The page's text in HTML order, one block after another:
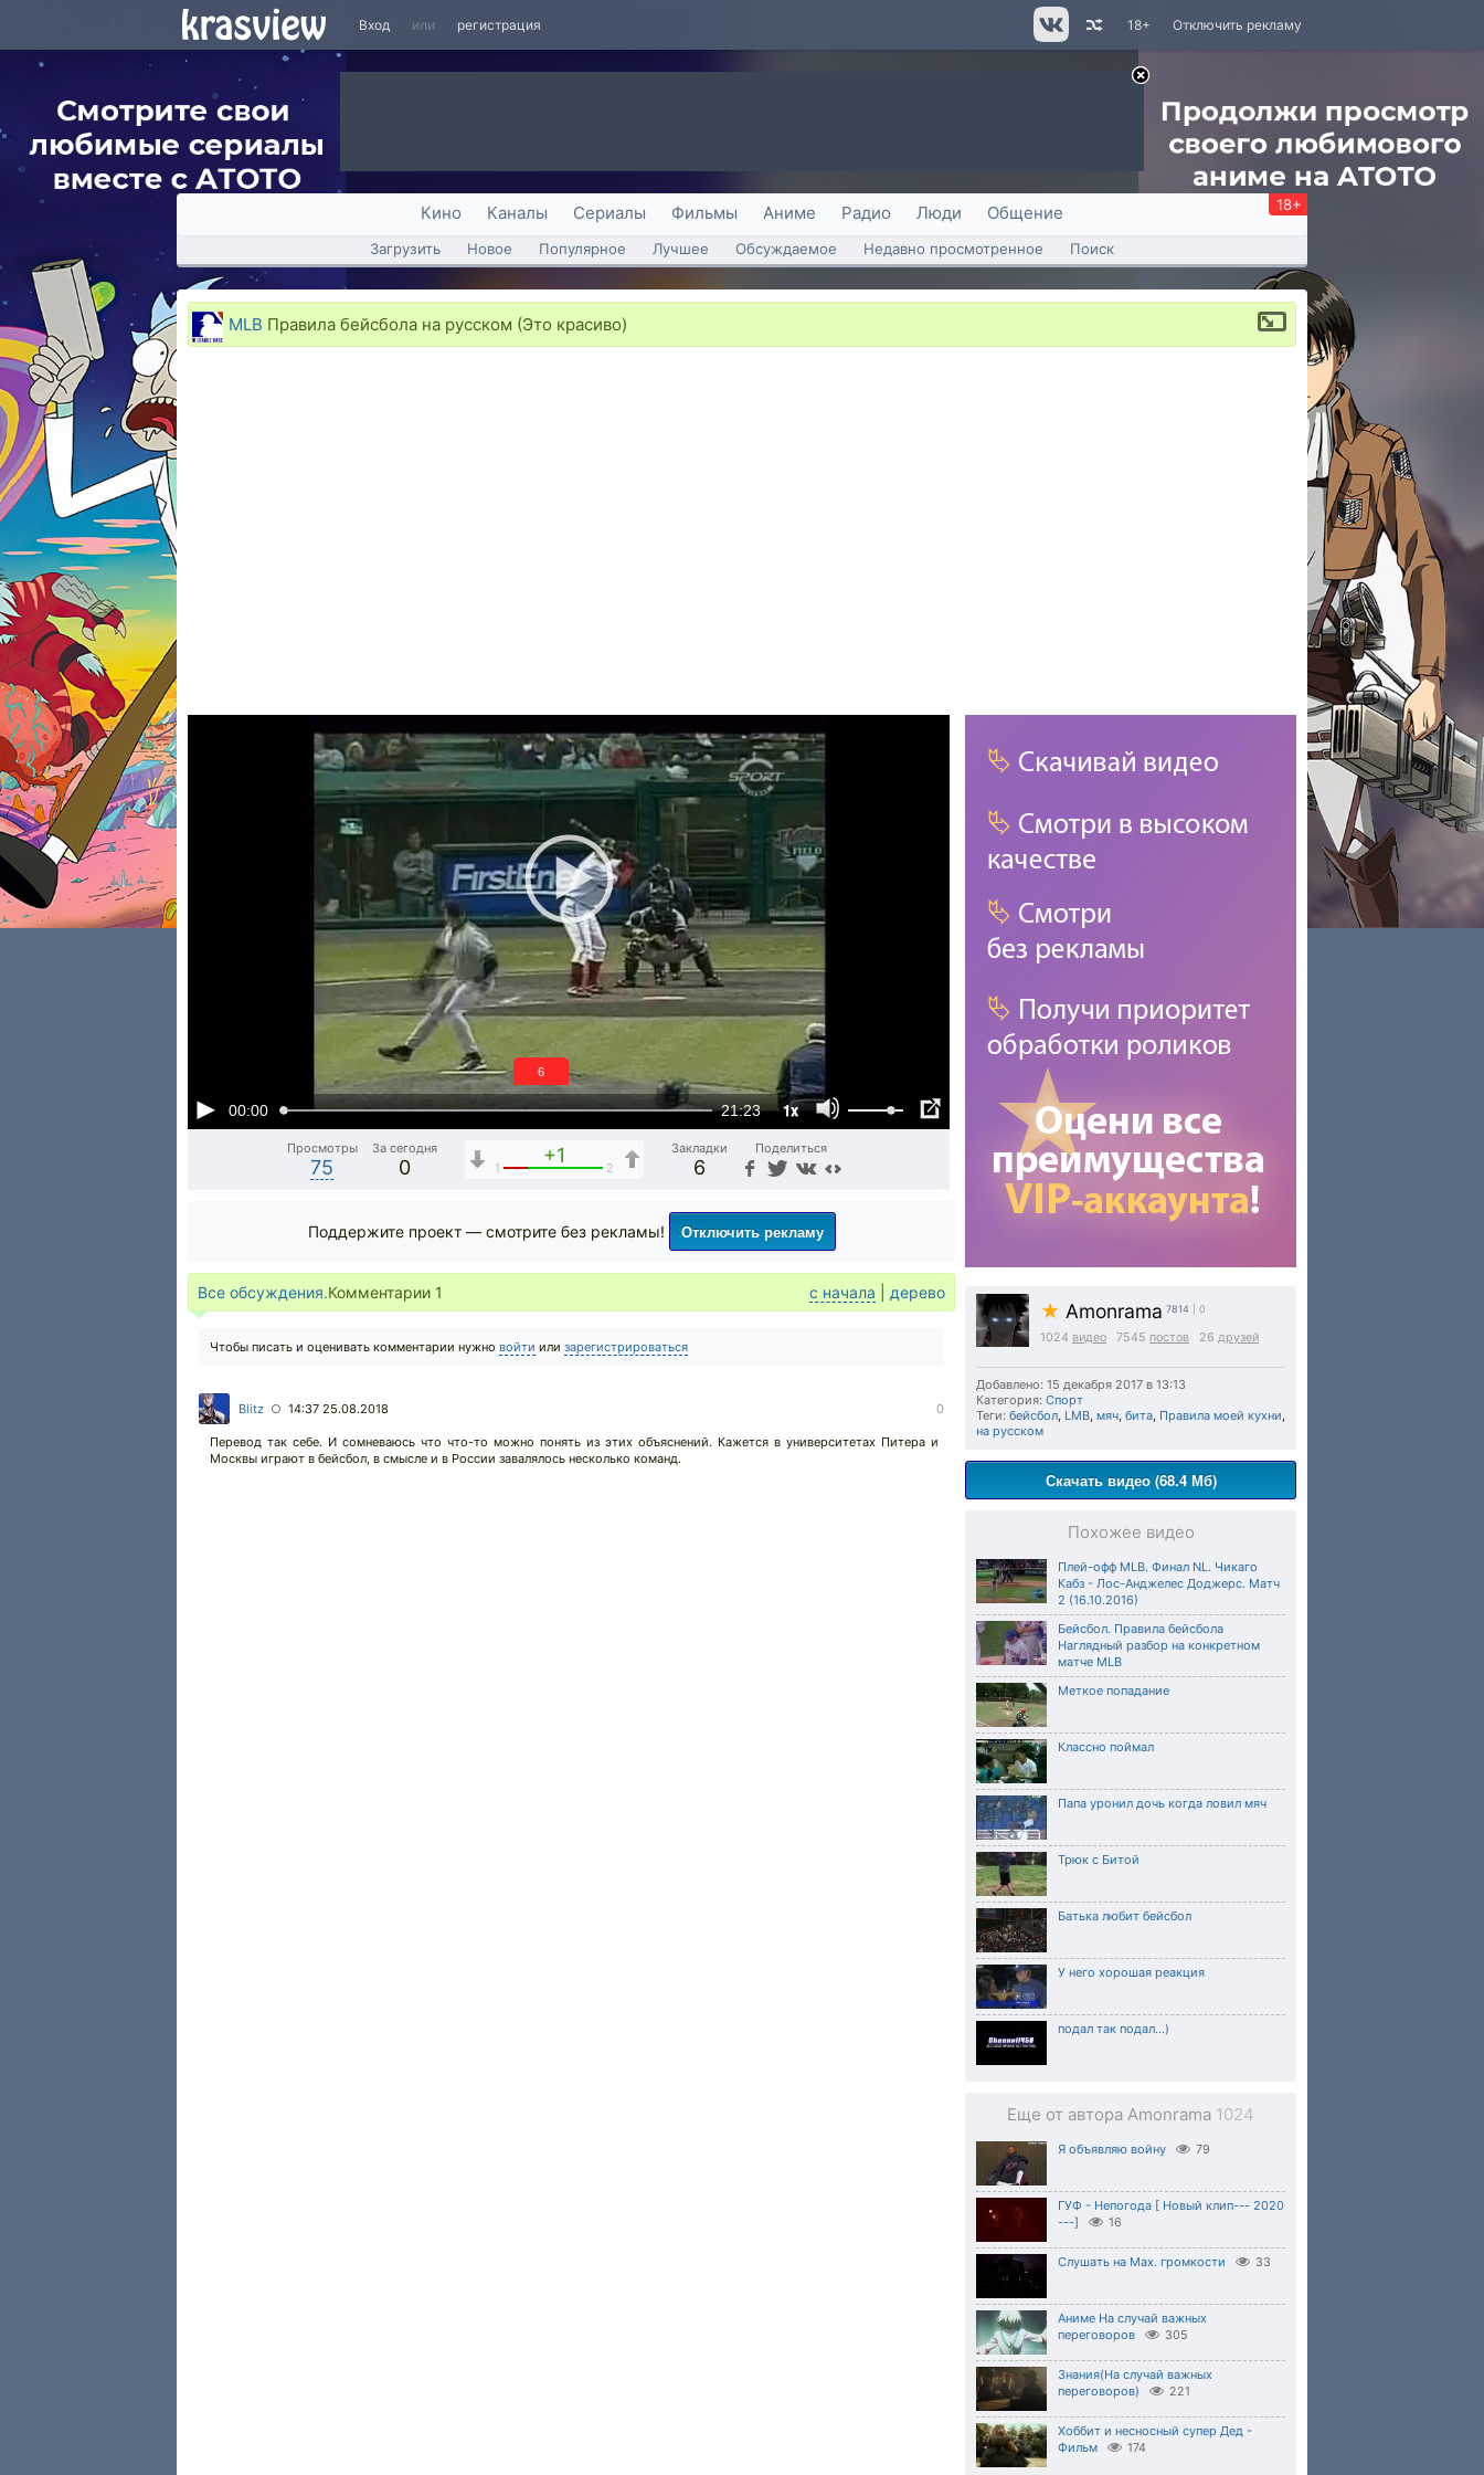
Вход или регистрация Отключить рекламу
18+
Кино Каналы Сериалы Фильмы Аниме Радио Люди Общение 18+
Загрузить Новое Популярное Лучшее Обсуждаемое Недавно просмотренное Поиск
MLB Правила бейсбола на русском (Это красиво)
00:00 21:23 1x
6
Просмотры
75
За сегодня
0
+1
1 2
Закладки
6
Поделиться
★ Amonrama 7814 | 0
1024 видео 7545 постов 26 друзей
Добавлено: 15 декабря 2017 в 13:13
Категория: Спорт
Теги: бейсбол, LMB, мяч, бита, Правила моей кухни,
на русском
Скачать видео (68.4 Мб)
Похожее видео
Плей-офф MLB. Финал NL. Чикаго
Кабз - Лос-Анджелес Доджерс. Матч
2 (16.10.2016)
Бейсбол. Правила бейсбола
Наглядный разбор на конкретном
матче MLB
Меткое попадание
Классно поймал
Папа уронил дочь когда ловил мяч
Трюк с Битой
Батька любит бейсбол
У него хорошая реакция
подал так подал...)
Еще от автора Amonrama 1024
Я объявляю войну 79
ГУФ - Непогода [ Новый клип--- 2020
---]
16
Слушать на Max. громкости 33
Аниме На случай важных
переговоров
305
Знания(На случай важных
переговоров)
221
Хоббит и несносный супер Дед -
Фильм
174
Поддержите проект — смотрите без рекламы! Отключить рекламу
Все обсуждения.Комментарии 1 с начала дерево
Чтобы писать и оценивать комментарии нужно войти или зарегистрироваться
Blitz ○ 14:37 25.08.2018 0
Перевод так себе. И сомневаюсь что что-то можно понять из этих объяснений. Кажется в университетах Питера и
Москвы играют в бейсбол, в смысле и в России завалялось несколько команд.